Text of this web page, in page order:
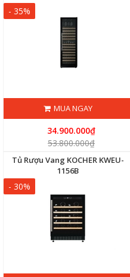
- 35%
MUA NGAY
34.900.000₫
53.800.000₫
Tủ Rượu Vang KOCHER KWEU-
1156B
- 30%